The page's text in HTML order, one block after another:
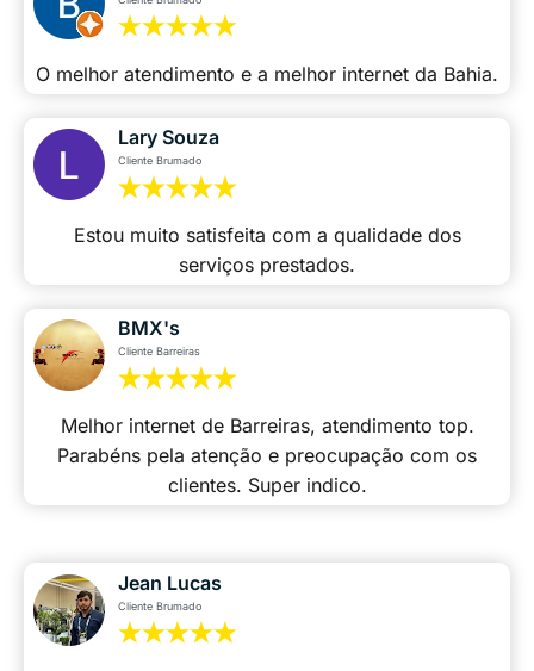
O melhor atendimento e a melhor internet da Bahia.
Lary Souza
Cliente Brumado
Estou muito satisfeita com a qualidade dos
serviços prestados.
BMX's
Cliente Barreiras
Melhor internet de Barreiras, atendimento top.
Parabéns pela atenção e preocupação com os
clientes. Super indico.
Jean Lucas
Cliente Brumado